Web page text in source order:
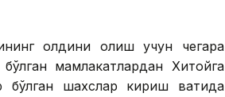
олдини олиш учун чегара
мамлакатлардан Хитойга
бўлган шахслар кириш вақтида